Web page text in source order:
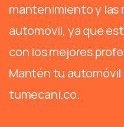
mantenimiento y las
automóvil, ya que
con los mejores
Mantén tu automóvil
tumecani.co.